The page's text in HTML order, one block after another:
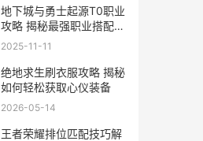
地下城与勇士起源T0职业
攻略 揭秘最强职业搭配与
装备选择
2025-11-11
绝地求生刷衣服攻略 揭秘
如何轻松获取心仪装备
2026-05-14
王者荣耀排位匹配技巧解